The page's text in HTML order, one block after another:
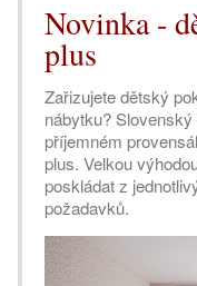
Novinka -
plus
Zařizujete dětský
nábytku?
příjemném
plus. Velkou
poskládat z
požadavků.